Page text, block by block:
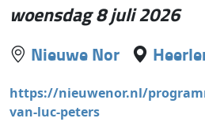
woensdag 8 juli 2026
Nieuwe Nor
https://nieuwenor.nl/
van-luc-peters